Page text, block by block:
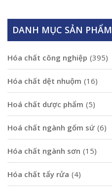
DANH MỤC SẢN PHẨM
Hóa chất công nghiệp (395)
Hóa chất dệt nhuộm (16)
Hoá chất dược phẩm (5)
Hoá chất ngành gốm sứ (6)
Hóa chất ngành sơn (15)
Hóa chất tẩy rửa (4)